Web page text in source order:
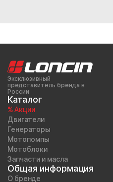
Эксклюзивный
представитель бренда в
России
Каталог
% Акции
Двигатели
Генераторы
Мотопомпы
Мотоблоки
Запчасти и масла
Общая информация
О бренде